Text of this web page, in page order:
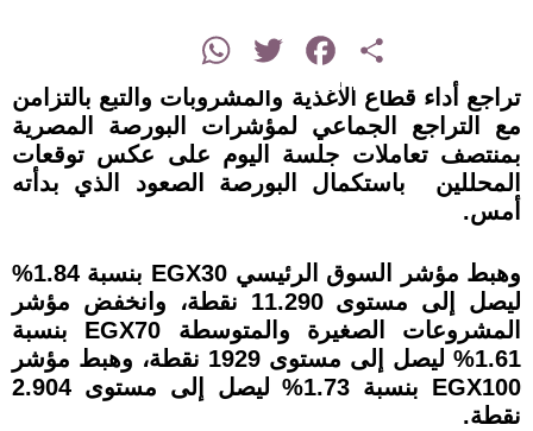
Share
Facebook
Twitter
WhatsApp
تراجع أداء قطاع الأغذية والمشروبات والتبع بالتزامن
مع التراجع الجماعي لمؤشرات البورصة المصرية
بمنتصف تعاملات جلسة اليوم على عكس توقعات
المحللين باستكمال البورصة الصعود الذي بدأته
أمس.
وهبط مؤشر السوق الرئيسي EGX30 بنسبة 1.84%
ليصل إلى مستوى 11.290 نقطة، وانخفض مؤشر
المشروعات الصغيرة والمتوسطة EGX70 بنسبة
1.61% ليصل إلى مستوى 1929 نقطة، وهبط مؤشر
EGX100 بنسبة 1.73% ليصل إلى مستوى 2.904
نقطة.